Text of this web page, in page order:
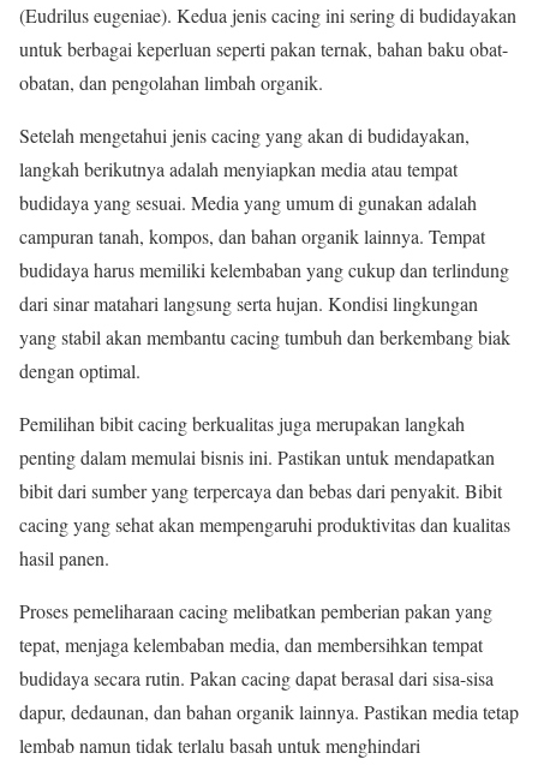
(Eudrilus eugeniae). Kedua jenis cacing ini sering di budidayakan
untuk berbagai keperluan seperti pakan ternak, bahan baku obat-
obatan, dan pengolahan limbah organik.
Setelah mengetahui jenis cacing yang akan di budidayakan,
langkah berikutnya adalah menyiapkan media atau tempat
budidaya yang sesuai. Media yang umum di gunakan adalah
campuran tanah, kompos, dan bahan organik lainnya. Tempat
budidaya harus memiliki kelembaban yang cukup dan terlindung
dari sinar matahari langsung serta hujan. Kondisi lingkungan
yang stabil akan membantu cacing tumbuh dan berkembang biak
dengan optimal.
Pemilihan bibit cacing berkualitas juga merupakan langkah
penting dalam memulai bisnis ini. Pastikan untuk mendapatkan
bibit dari sumber yang terpercaya dan bebas dari penyakit. Bibit
cacing yang sehat akan mempengaruhi produktivitas dan kualitas
hasil panen.
Proses pemeliharaan cacing melibatkan pemberian pakan yang
tepat, menjaga kelembaban media, dan membersihkan tempat
budidaya secara rutin. Pakan cacing dapat berasal dari sisa-sisa
dapur, dedaunan, dan bahan organik lainnya. Pastikan media tetap
lembab namun tidak terlalu basah untuk menghindari